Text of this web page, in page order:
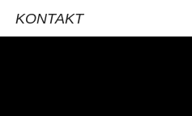
KONTAKT